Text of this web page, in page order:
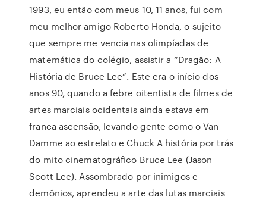
1993, eu então com meus 10, 11 anos, fui com
meu melhor amigo Roberto Honda, o sujeito
que sempre me vencia nas olimpíadas de
matemática do colégio, assistir a “Dragão: A
História de Bruce Lee“. Este era o início dos
anos 90, quando a febre oitentista de filmes de
artes marciais ocidentais ainda estava em
franca ascensão, levando gente como o Van
Damme ao estrelato e Chuck A história por trás
do mito cinematográfico Bruce Lee (Jason
Scott Lee). Assombrado por inimigos e
demônios, aprendeu a arte das lutas marciais